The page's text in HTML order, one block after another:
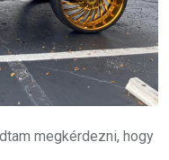
megkérdezni, hogy